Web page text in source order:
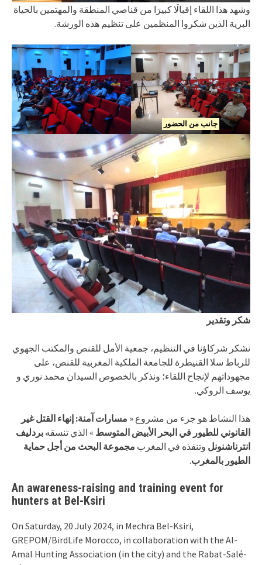
وشهد هذا اللقاء إقبالَا كبيرَا من قناصي المنطقة والمهتمين بالحياة
البرية الذين شكروا المنظمين على تنظيم هذه الورشة.
جانب من الحضور
شكر وتقدير
نشكر شركاؤنا في التنظيم، جمعية الأمل للقنص والمكتب الجهوي
للرباط سلا القنيطرة للجامعة الملكية المغربية للقنص، على
مجهوداتهم لإنجاح اللقاء؛ ونذكر بالخصوص السيدان محمد نوري و
يوسف الروكي.
هذا النشاط هو جزء من مشروع « مسارات آمنة: إنهاء القتل غير
القانوني للطيور في البحر الأبيض المتوسط » الذي تنسقه بردليف
انترناشنونل وتنفذه في المغرب مجموعة البحث من أجل حماية
الطيور بالمغرب.
An awareness-raising and training event for
hunters at Bel-Ksiri
On Saturday, 20 July 2024, in Mechra Bel-Ksiri,
GREPOM/BirdLife Morocco, in collaboration with the Al-
Amal Hunting Association (in the city) and the Rabat-Salé-